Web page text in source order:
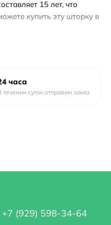
15 лет, что
купить эту шторку в
нашего каталога
часа
течении суток отправим заказ
+7 (929) 598-34-64